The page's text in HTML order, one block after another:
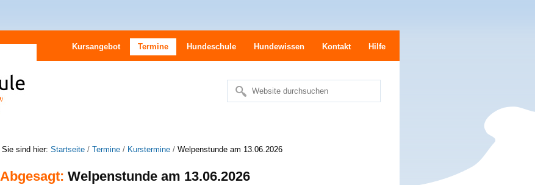
Kursangebot Termine Hundeschule Hundewissen Kontakt Hilfe
Website durchsuchen
Erweiterte
Sie sind hier: Startseite / Termine / Kurstermine / Welpenstunde am 13.06.2026
Abgesagt: Welpenstunde am 13.06.2026